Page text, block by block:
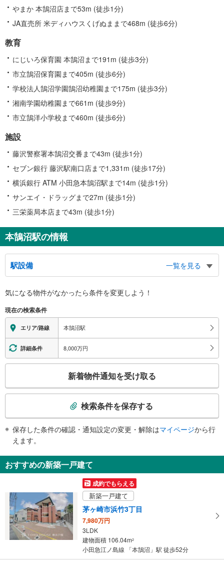
やまか 本鵠沼店まで53m (徒歩1分)
JA直売所 米ディハウスくげぬままで468m (徒歩6分)
教育
にじいろ保育園 本鵠沼まで191m (徒歩3分)
市立鵠沼保育園まで405m (徒歩6分)
学校法人鵠沼学園鵠沼幼稚園まで175m (徒歩3分)
湘南学園幼稚園まで661m (徒歩9分)
市立鵠洋小学校まで460m (徒歩6分)
施設
藤沢警察署本鵠沼交番まで43m (徒歩1分)
セブン銀行 藤沢駅南口店まで1,331m (徒歩17分)
横浜銀行 ATM 小田急本鵠沼駅まで14m (徒歩1分)
サンエイ・ドラッグまで27m (徒歩1分)
三栄薬局本店まで43m (徒歩1分)
本鵠沼駅の情報
駅設備
一覧を見る
※段差なしでの移動経路
地上⇔改札⇔ホーム：○
（※各改札⇔反対側のホームの改札内移動経路：×）
トイレ
《多機能トイレ》
・西口改札内（２番線ホーム直結）
《車椅子対応トイレ》《ベビー対応設備》
スロープ
・２番線ホーム⇔西口改札
・東口改札（１番線ホーム側）⇔地上出口
気になる物件がなかったら条件を変更しよう！
現在の検索条件
エリア/路線 本鵠沼駅
詳細条件 8,000万円
検
知
を
け
取
る
・
新着物件通知を受け取る
検索条件を保存する
保存した条件の確認・通知設定の変更・解除はマイページから行
えます。
おすすめの新築一戸建て
成約でもらえる
新築一戸建て
茅ヶ崎市浜竹3丁目
7,980万円
3LDK
建物面積 106.04m2
小田急江ノ島線 「本鵠沼」駅 徒歩52分